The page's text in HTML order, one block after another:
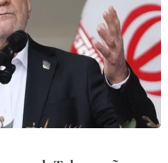
thêm
VIỆT NAM